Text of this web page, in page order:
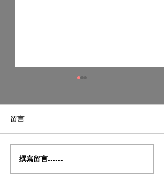
Tourbox 的真正實力 從老
舊 Kickstarter 到全新進化
留言
撰寫留言......